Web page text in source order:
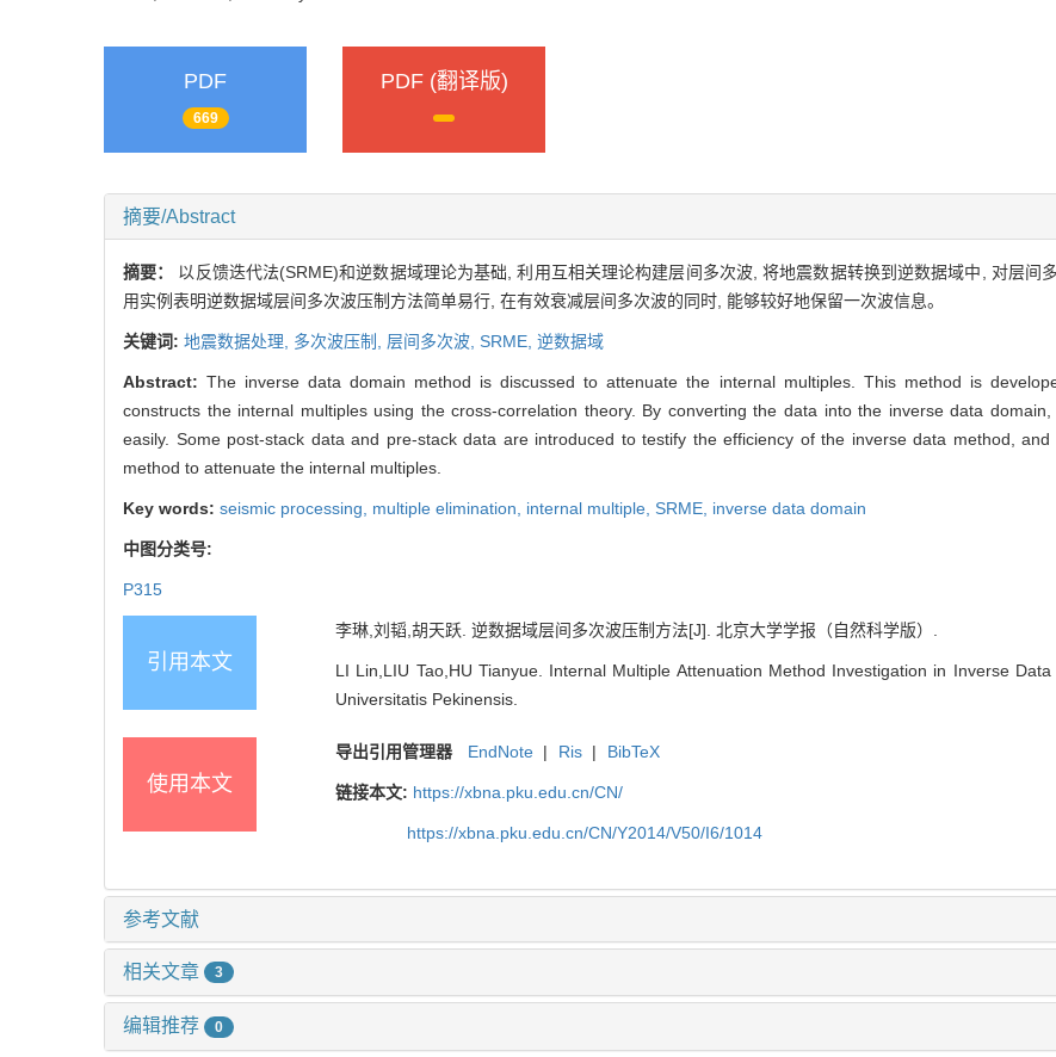
PDF
669
PDF (翻译版)
摘要/Abstract
摘要： 以反馈迭代法(SRME)和逆数据域理论为基础, 利用互相关理论构建层间多次波, 将地震数据转换到逆数据域中, 对层间
用实例表明逆数据域层间多次波压制方法简单易行, 在有效衰减层间多次波的同时, 能够较好地保留一次波信息。
关键词: 地震数据处理, 多次波压制, 层间多次波, SRME, 逆数据域
Abstract:The inverse data domain method is discussed to attenuate the internal multiples. This method is
constructs the internal multiples using the cross-correlation theory. By converting the data into the inverse data
easily. Some post-stack data and pre-stack data are introduced to testify the efficiency of the inverse data method,
method to attenuate the internal multiples.
Key words: seismic processing, multiple elimination, internal multiple, SRME, inverse data domain
中图分类号:
P315
引用本文
李琳,刘韬,胡天跃. 逆数据域层间多次波压制方法[J]. 北京大学学报（自然科学版）.
LI Lin,LIU Tao,HU Tianyue. Internal Multiple Attenuation Method Investigation in Inverse
Universitatis Pekinensis.
使用本文
导出引用管理器 EndNote | Ris | BibTeX
链接本文: https://xbna.pku.edu.cn/CN/
https://xbna.pku.edu.cn/CN/Y2014/V50/I6/1014
参考文献
相关文章 3
编辑推荐 0